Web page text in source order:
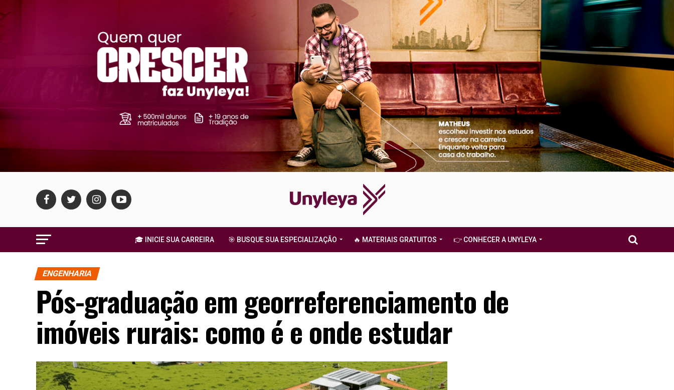
🎓 INICIE SUA CARREIRA 🎯 BUSQUE SUA ESPECIALIZAÇÃO 🔥 MATERIAIS GRATUITOS 👉 CONHECER A UNYLEYA
ENGENHARIA
Pós-graduação em georreferenciamento de
imóveis rurais: como é e onde estudar